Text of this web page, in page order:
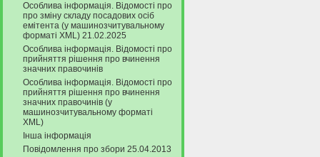
Особлива інформація. Відомості про
про зміну складу посадових осіб
емітента (у машинозчитувальному
форматі XML) 21.02.2025
Особлива інформація. Відомості про
прийняття рішення про вчинення
значних правочинів
Особлива інформація. Відомості про
прийняття рішення про вчинення
значних правочинів (у
машинозчитувальному форматі
XML)
Інша інформація
Повідомлення про збори 25.04.2013